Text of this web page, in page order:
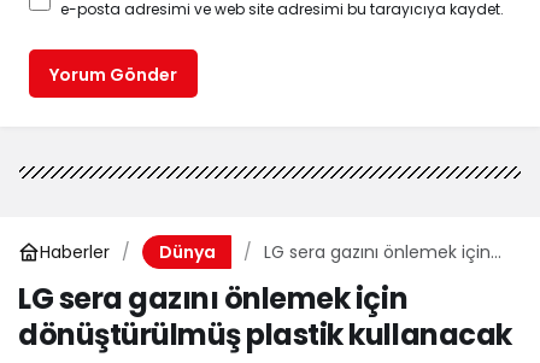
e-posta adresimi ve web site adresimi bu tarayıcıya kaydet.
Yorum Gönder
Haberler Dünya
LG sera gazını önlemek için
kullanacak
LG sera gazını önlemek için
dönüştürülmüş plastik kullanacak